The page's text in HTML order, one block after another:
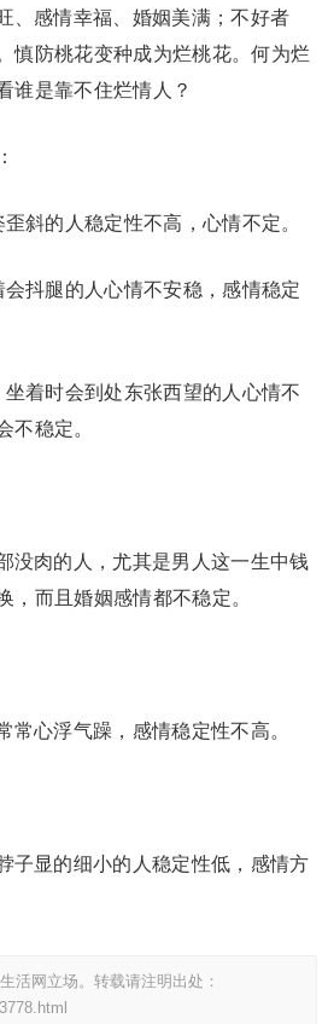
、感情幸福、婚姻美满；不好者
慎防桃花变种成为烂桃花。何为烂
谁是靠不住烂情人？
斜的人稳定性不高，心情不定。
会抖腿的人心情不安稳，感情稳定
坐着时会到处东张西望的人心情不
不稳定。
没肉的人，尤其是男人这一生中钱
，而且婚姻感情都不稳定。
常心浮气躁，感情稳定性不高。
子显的细小的人稳定性低，感情方
活网立场。转载请注明出处：